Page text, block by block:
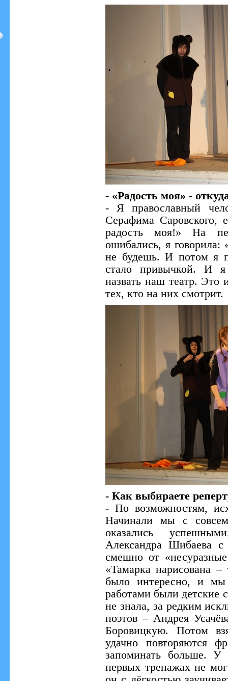
- «Радость моя» -
- Я православный
Серафима Саровского,
радость моя!» На
ошибались, я говорила:
не будешь. И потом я
стало привычкой. И
назвать наш театр.
тех, кто на них смотрит.
- Как выбираете
- По возможностям,
Начинали мы с
оказались
Александра Шибаева
смешно от
«Тамарка нарисована
было интересно, и
работами были детские
не знала, за редким
поэтов – Андрея
Боровицкую. Потом
удачно повторяются
запоминать больше. У
первых тренажах не